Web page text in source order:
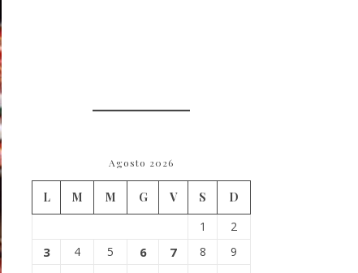
Agosto 2026
L M M G V S
D
1
2
3 4 5 6 7 8
9